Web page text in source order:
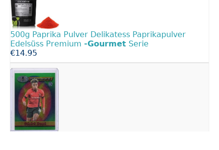
500g Paprika Pulver Delikatess Paprikapulver
Edelsüss Premium -Gourmet Serie
€14.95